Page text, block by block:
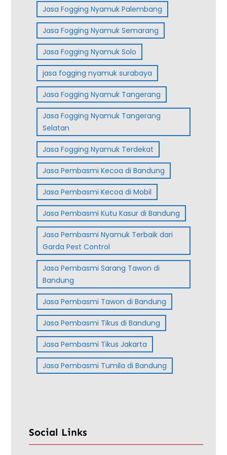
Jasa Fogging Nyamuk Palembang
Jasa Fogging Nyamuk Semarang
Jasa Fogging Nyamuk Solo
jasa fogging nyamuk surabaya
Jasa Fogging Nyamuk Tangerang
Jasa Fogging Nyamuk Tangerang
Selatan
Jasa Fogging Nyamuk Terdekat
Jasa Pembasmi Kecoa di Bandung
Jasa Pembasmi Kecoa di Mobil
Jasa Pembasmi Kutu Kasur di Bandung
Jasa Pembasmi Nyamuk Terbaik dari
Garda Pest Control
Jasa Pembasmi Sarang Tawon di
Bandung
Jasa Pembasmi Tawon di Bandung
Jasa Pembasmi Tikus di Bandung
Jasa Pembasmi Tikus Jakarta
Jasa Pembasmi Tumila di Bandung
Social Links